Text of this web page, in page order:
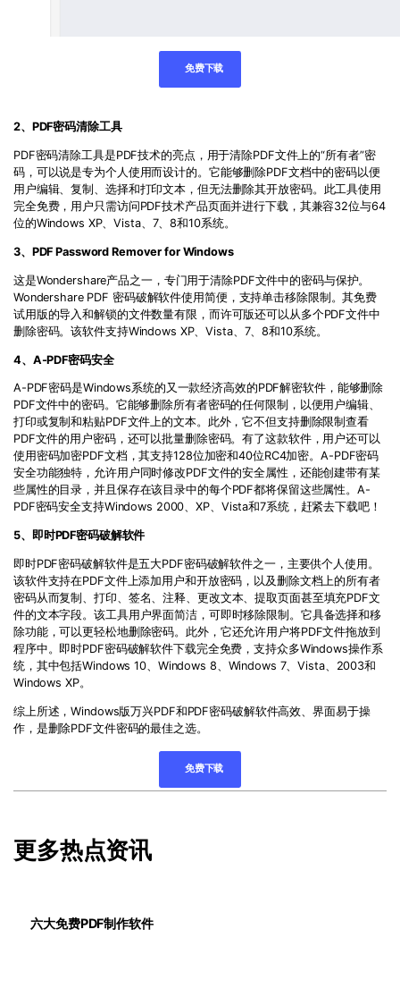
免费下载
2、 PDF密码清除工具
PDF密码清除工具是PDF技术的亮点，用于清除PDF文件上的“所有者”密
码，可以说是专为个人使用而设计的。它能够删除PDF文档中的密码以便
用户编辑、复制、选择和打印文本，但无法删除其开放密码。此工具使用
完全免费，用户只需访问PDF技术产品页面并进行下载，其兼容32位与64
位的Windows XP、Vista、 7、8和10系统。
3、 PDF Password Remover for Windows
这是Wondershare产品之一，专门用于清除PDF文件中的密码与保护。
Wondershare PDF 密码破解软件使用简便，支持单击移除限制。其免费
试用版的导入和解锁的文件数量有限，而许可版还可以从多个PDF文件中
删除密码。该软件支持Windows XP、Vista、 7、8和10系统。
4、 A-PDF密码安全
A-PDF密码是Windows系统的又一款经济高效的PDF解密软件，能够删除
PDF文件中的密码。它能够删除所有者密码的任何限制，以便用户编辑、
打印或复制和粘贴PDF文件上的文本。此外，它不但支持删除限制查看
PDF文件的用户密码，还可以批量删除密码。有了这款软件，用户还可以
使用密码加密PDF文档，其支持128位加密和40位RC4加密。A-PDF密码
安全功能独特，允许用户同时修改PDF文件的安全属性，还能创建带有某
些属性的目录，并且保存在该目录中的每个PDF都将保留这些属性。A-
PDF密码安全支持Windows 2000、XP、 Vista和7系统，赶紧去下载吧！
5、即时PDF密码破解软件
即时PDF密码破解软件是五大PDF密码破解软件之一，主要供个人使用。
该软件支持在PDF文件上添加用户和开放密码，以及删除文档上的所有者
密码从而复制、打印、签名、注释、更改文本、提取页面甚至填充PDF文
件的文本字段。该工具用户界面简洁，可即时移除限制。它具备选择和移
除功能，可以更轻松地删除密码。此外，它还允许用户将PDF文件拖放到
程序中。即时PDF密码破解软件下载完全免费，支持众多Windows操作系
统，其中包括Windows 10、 Windows 8、 Windows 7、Vista、 2003和
Windows XP。
综上所述，Windows版万兴PDF和PDF密码破解软件高效、界面易于操
作，是删除PDF文件密码的最佳之选。
免费下载
更多热点资讯
六大免费PDF制作软件